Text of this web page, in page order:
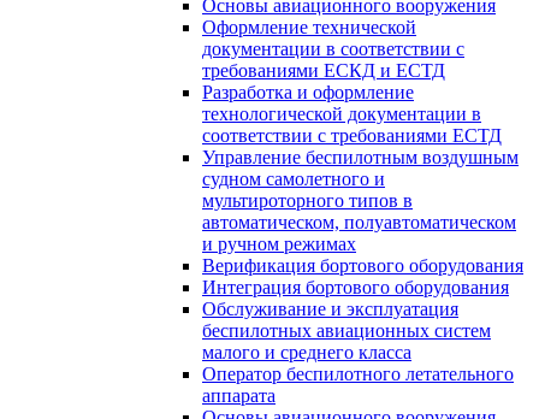
Основы авиационного вооружения
Оформление технической
документации в соответствии с
требованиями ЕСКД и ЕСТД
Разработка и оформление
технологической документации в
соответствии с требованиями ЕСТД
Управление беспилотным воздушным
судном самолетного и
мультироторного типов в
автоматическом, полуавтоматическом
и ручном режимах
Верификация бортового оборудования
Интеграция бортового оборудования
Обслуживание и эксплуатация
беспилотных авиационных систем
малого и среднего класса
Оператор беспилотного летательного
аппарата